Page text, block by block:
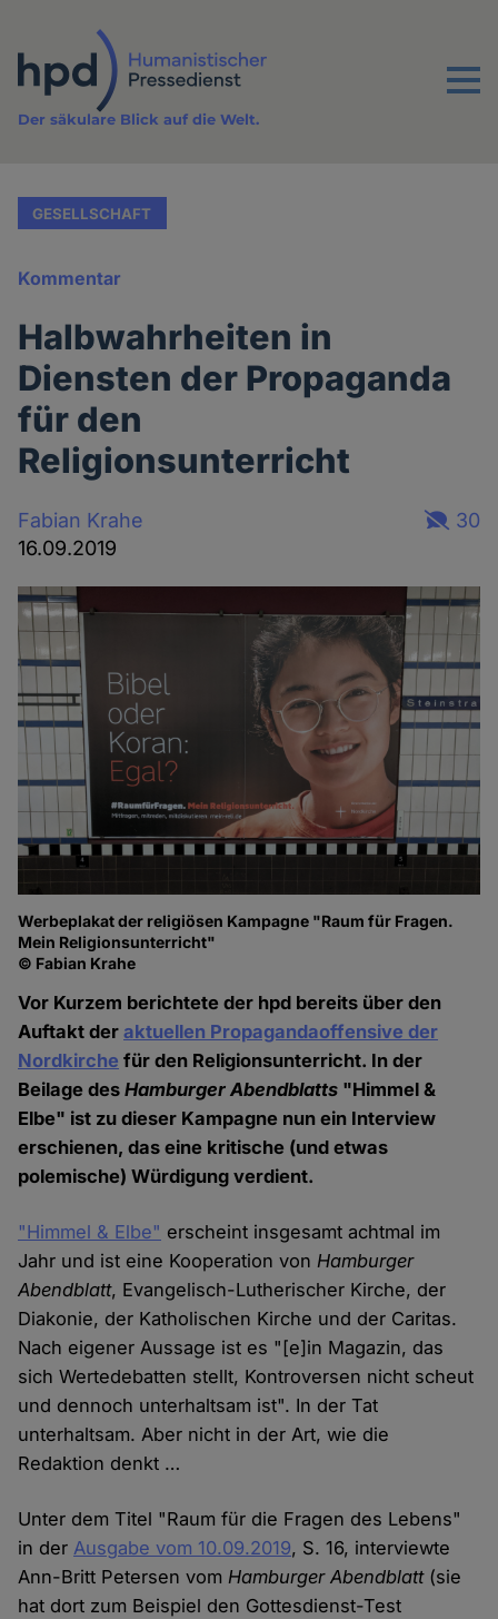
Inhalt
Menu
Der säkulare Blick auf die Welt.
GESELLSCHAFT
Kommentar
Halbwahrheiten in
Diensten der Propaganda
für den
Religionsunterricht
Fabian Krahe
16.09.2019
30
Werbeplakat der religiösen Kampagne "Raum für Fragen.
Mein Religionsunterricht"
© Fabian Krahe
Vor Kurzem berichtete der hpd bereits über den
Auftakt deraktuellen Propagandaoffensive der
Nordkirche für den Religionsunterricht. In der
Beilage desHamburger Abendblatts "Himmel &
Elbe" ist zu dieser Kampagne nun ein Interview
erschienen, das eine kritische (und etwas
polemische) Würdigung verdient.
"Himmel & Elbe" erscheint insgesamt achtmal im
Jahr und ist eine Kooperation vonHamburger
Abendblatt, Evangelisch-Lutherischer Kirche, der
Diakonie, der Katholischen Kirche und der Caritas.
Nach eigener Aussage ist es "[e]in Magazin, das
sich Wertedebatten stellt, Kontroversen nicht scheut
und dennoch unterhaltsam ist". In der Tat
unterhaltsam. Aber nicht in der Art, wie die
Redaktion denkt …
Unter dem Titel "Raum für die Fragen des Lebens"
in derAusgabe vom 10.09.2019, S. 16, interviewte
Ann-Britt Petersen vomHamburger Abendblatt (sie
hat dort zum Beispiel den Gottesdienst-Test